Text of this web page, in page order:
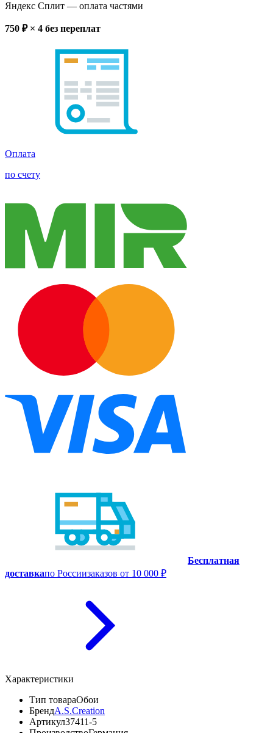
Яндекс Сплит — оплата частями
750 ₽ × 4 без переплат
Оплата
по счету
Бесплатная
доставкапо Россиизаказов от 10 000 ₽
Характеристики
Тип товараОбои
БрендA.S.Creation
Артикул37411-5